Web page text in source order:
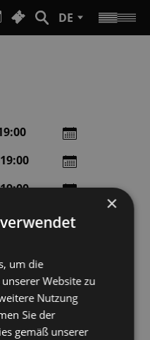
DE
×
um die
Website zu
Nutzung
Sie der
gemäß unserer